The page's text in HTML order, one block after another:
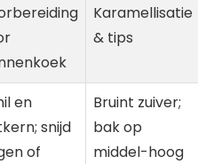
Karamellisatie
& tips
en
snijd
of
Bruint zuiver;
bak op
middel-hoog